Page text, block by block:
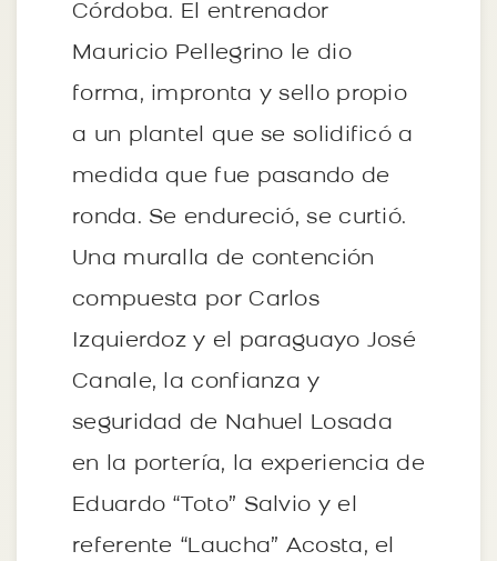
Córdoba. El entrenador
Mauricio Pellegrino le dio
forma, impronta y sello propio
a un plantel que se solidificó a
medida que fue pasando de
ronda. Se endureció, se curtió.
Una muralla de contención
compuesta por Carlos
Izquierdoz y el paraguayo José
Canale, la confianza y
seguridad de Nahuel Losada
en la portería, la experiencia de
Eduardo “Toto” Salvio y el
referente “Laucha” Acosta, el